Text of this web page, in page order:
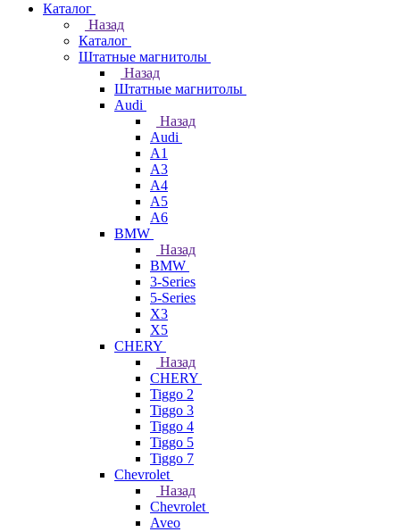
Каталог
Назад
Каталог
Штатные магнитолы
Назад
Штатные магнитолы
Audi
Назад
Audi
A1
A3
A4
A5
A6
BMW
Назад
BMW
3-Series
5-Series
X3
X5
CHERY
Назад
CHERY
Tiggo 2
Tiggo 3
Tiggo 4
Tiggo 5
Tiggo 7
Chevrolet
Назад
Chevrolet
Aveo